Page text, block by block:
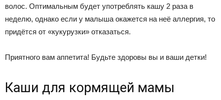
волос. Оптимальным будет употреблять кашу 2 раза в
неделю, однако если у малыша окажется на неё аллергия, то
придётся от «кукурузки» отказаться.
Приятного вам аппетита! Будьте здоровы вы и ваши детки!
Каши для кормящей мамы